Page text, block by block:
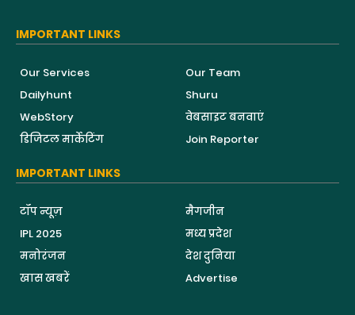
IMPORTANT LINKS
Our Services
Our Team
Dailyhunt
Shuru
WebStory
वेबसाइट बनवाएं
डिजिटल मार्केटिंग
Join Reporter
IMPORTANT LINKS
टॉप न्यूज़
मैगजीन
IPL 2025
मध्य प्रदेश
मनोरंजन
देश दुनिया
खास खबरें
Advertise